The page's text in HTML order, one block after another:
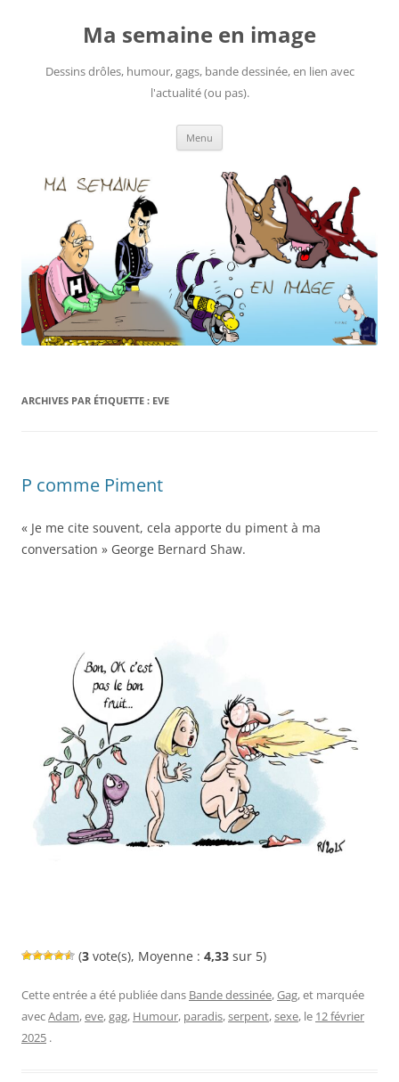
Ma semaine en image
Dessins drôles, humour, gags, bande dessinée, en lien avec
l'actualité (ou pas).
Menu
ARCHIVES PAR ÉTIQUETTE : EVE
P comme Piment
« Je me cite souvent, cela apporte du piment à ma
conversation » George Bernard Shaw.
(3 vote(s), Moyenne : 4,33 sur 5)
Cette entrée a été publiée dans Bande dessinée,Gag, et marquée
avecAdam,eve,gag, Humour, paradis,serpent,sexe, le 12 février
2025 .